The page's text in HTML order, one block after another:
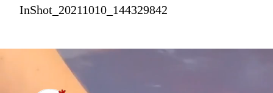
InShot_20211010_144329842